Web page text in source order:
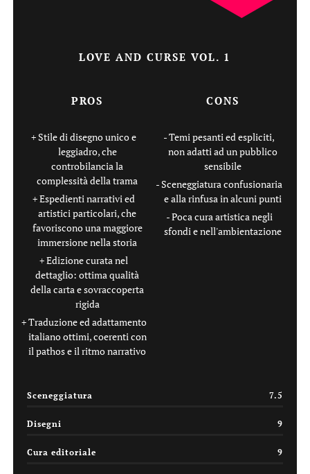
LOVE AND CURSE VOL. 1
Sceneggiatura 7.5
Disegni 9
Cura editoriale 9
PROS
Stile di disegno unico e
leggiadro, che
controbilancia la
complessità della trama
Espedienti narrativi ed
artistici particolari, che
favoriscono una maggiore
immersione nella storia
Edizione curata nel
dettaglio: ottima qualità
della carta e sovraccoperta
rigida
Traduzione ed adattamento
italiano ottimi, coerenti con
il pathos e il ritmo narrativo
CONS
Temi pesanti ed espliciti,
non adatti ad un pubblico
sensibile
Sceneggiatura confusionaria
e alla rinfusa in alcuni punti
Poca cura artistica negli
sfondi e nell'ambientazione